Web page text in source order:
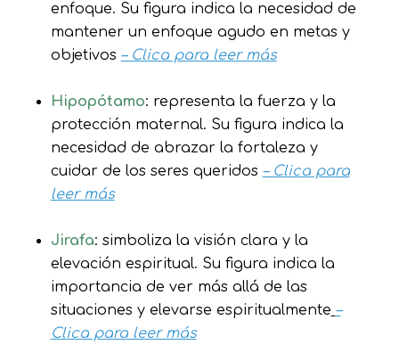
enfoque. Su figura indica la necesidad de
mantener un enfoque agudo en metas y
objetivos – Clica para leer más
Hipopótamo: representa la fuerza y la
protección maternal. Su figura indica la
necesidad de abrazar la fortaleza y
cuidar de los seres queridos – Clica para
leer más
Jirafa: simboliza la visión clara y la
elevación espiritual. Su figura indica la
importancia de ver más allá de las
situaciones y elevarse espiritualmente –
Clica para leer más